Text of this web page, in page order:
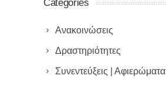
Categories
Ανακοινώσεις
Δραστηριότητες
Συνεντεύξεις | Αφιερώματα